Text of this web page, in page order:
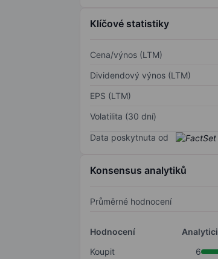
Klíčové statistiky
Cena/výnos (LTM)
Dividendový výnos (LTM)
EPS (LTM)
Volatilita (30 dní)
Data poskytnuta od
Konsensus analytiků
Průměrné hodnocení
Hodnocení
Analytici
Koupit
6